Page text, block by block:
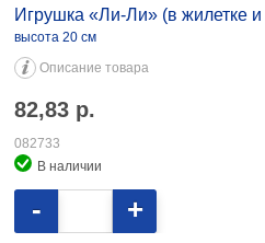
082733
Игрушка «Ли-Ли» (в жилетке и
высота 20 см
Описание товара
82,83 р.
082733
В наличии
- +